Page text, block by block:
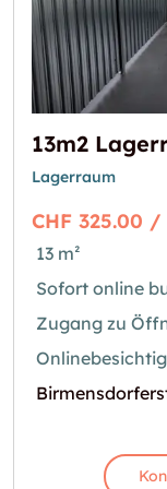
Lagerraum
CHF 325.00
13 m²
Sofort online
Zugang zu